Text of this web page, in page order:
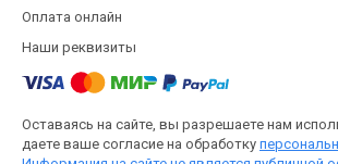
Оплата онлайн
Наши реквизиты
Оставаясь на сайте, вы разрешаете нам
даете ваше согласие на обработку